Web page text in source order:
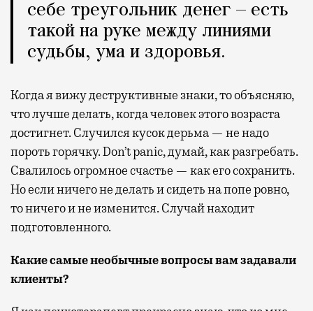
себе треугольник денег — есть
такой на руке между линиями
судьбы, ума и здоровья.
Когда я вижу деструктивные знаки, то объясняю,
что лучше делать, когда человек этого возраста
достигнет. Случился кусок дерьма — не надо
пороть горячку. Don’t panic, думай, как разгребать.
Свалилось огромное счастье — как его сохранить.
Но если ничего не делать и сидеть на попе ровно,
то ничего и не изменится. Случай находит
подготовленного.
Какие самые необычные вопросы вам задавали
клиенты?